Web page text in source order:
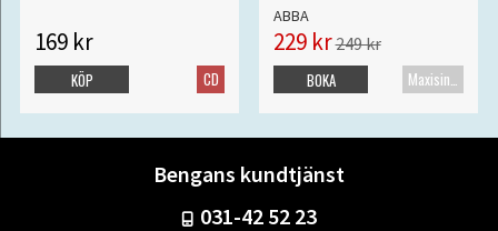
169 kr
CD
KÖP
ABBA
229 kr249 kr
Maxisingel
BOKA
Bengans kundtjänst
031-42 52 23